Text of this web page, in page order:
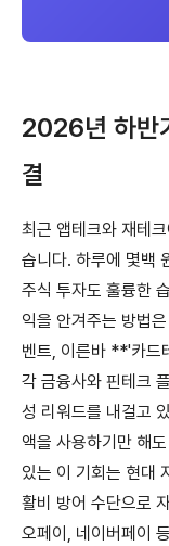
2026년 하반
결
최근 앱테크와 재테
습니다. 하루에 몇백
주식 투자도 훌륭한
익을 안겨주는 방법
벤트, 이른바 **'카드
각 금융사와 핀테크
성 리워드를 내걸고
액을 사용하기만 해
있는 이 기회는 현대
활비 방어 수단으로
오페이, 네이버페이